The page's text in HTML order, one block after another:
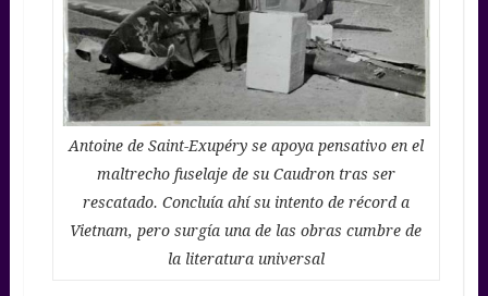
Antoine de Saint-Exupéry se apoya pensativo en el
maltrecho fuselaje de su Caudron tras ser
rescatado. Concluía ahí su intento de récord a
Vietnam, pero surgía una de las obras cumbre de
la literatura universal